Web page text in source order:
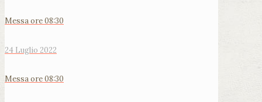
Messa ore 08:30
24 Luglio 2022
Messa ore 08:30